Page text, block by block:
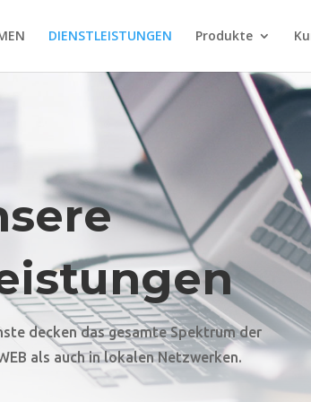
DIENSTLEISTUNGEN Produkte
decken das gesamte Spektrum der
als auch in lokalen Netzwerken.